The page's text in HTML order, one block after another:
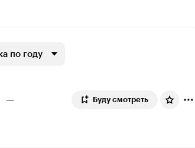
по году
— Буду смотреть